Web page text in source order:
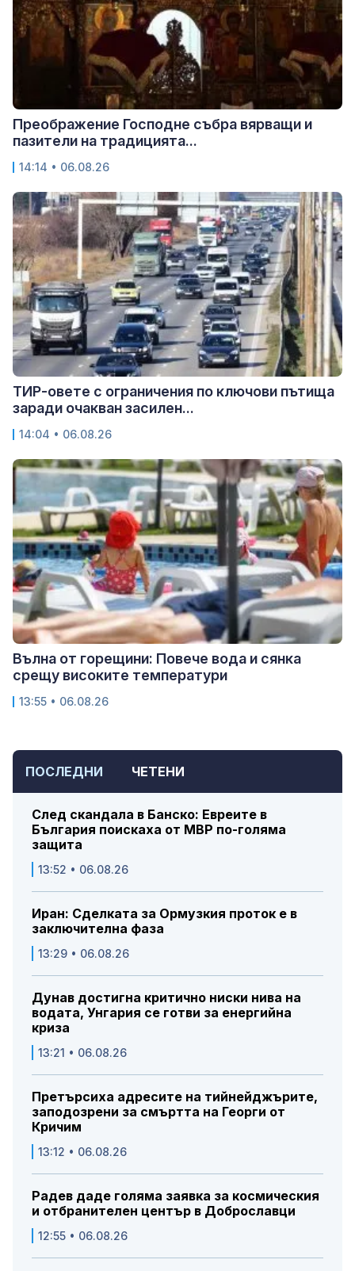
ПОСЛЕДНИ ЧЕТЕНИ
След скандала в Банско: Евреите в
България поискаха от МВР по-голяма
защита
13:52 • 06.08.26
Иран: Сделката за Ормузкия проток е в
заключителна фаза
13:29 • 06.08.26
Дунав достигна критично ниски нива на
водата, Унгария се готви за енергийна
криза
13:21 • 06.08.26
Претърсиха адресите на тийнейджърите,
заподозрени за смъртта на Георги от
Кричим
13:12 • 06.08.26
Радев даде голяма заявка за космическия
и отбранителен център в Доброславци
12:55 • 06.08.26
Преображение Господне събра вярващи и
пазители на традицията...
14:14 • 06.08.26
ТИР-овете с ограничения по ключови пътища
заради очакван засилен...
14:04 • 06.08.26
Вълна от горещини: Повече вода и сянка
срещу високите температури
13:55 • 06.08.26